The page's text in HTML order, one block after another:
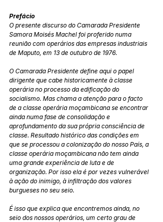
Prefácio
O presente discurso do Camarada Presidente
Samora Moisés Machel foi proferido numa
reunião com operários das empresas industriais
de Maputo, em 13 de outubro de 1976.
O Camarada Presidente define aqui o papel
dirigente que cabe historicamente à classe
operária no processo da edificação do
socialismo. Mas chama a atenção para o facto
de a classe operária moçambicana se encontrar
ainda numa fase de consolidação e
aprofundamento da sua própria consciência de
classe. Resultado histórico das condições em
que se processou a colonização do nosso País, a
classe operária moçambicana não tem ainda
uma grande experiência de luta e de
organização. Por isso ela é por vezes vulnerável
à ação do inimigo, à infiltração dos valores
burgueses no seu seio.
É isso que explica que encontremos ainda, no
seio dos nossos operários, um certo grau de